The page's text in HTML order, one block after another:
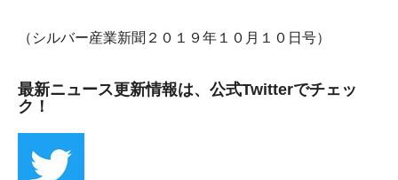
（シルバー産業新聞２０１９年１０月１０日号）
最新ニュース更新情報は、公式Twitterでチェッ
ク！